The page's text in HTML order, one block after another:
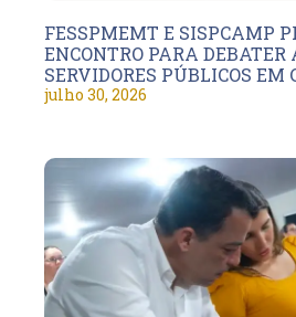
FESSPMEMT E SISPCAMP
ENCONTRO PARA DEBATER
SERVIDORES PÚBLICOS EM
julho 30, 2026